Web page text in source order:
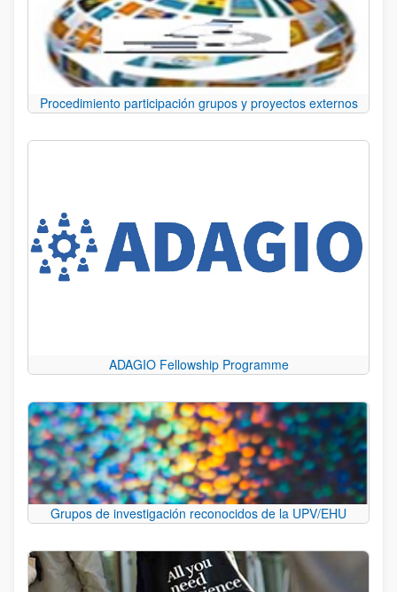
Procedimiento participación grupos y proyectos externos
ADAGIO Fellowship Programme
Grupos de investigación reconocidos de la UPV/EHU